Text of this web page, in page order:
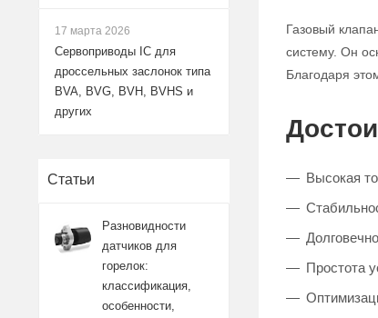
Газовый
систему. Он
Благодаря
Высокая
Простота
17 марта 2026
Сервоприводы IC для
дроссельных заслонок типа
BVA, BVG, BVH, BVHS и
других
Статьи
Разновидности
датчиков для
горелок:
классификация,
особенности,